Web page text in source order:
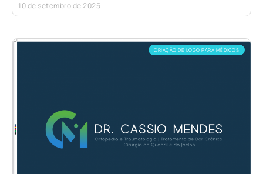
10 de setembro de 2025
CRIAÇÃO DE LOGO PARA MÉDICOS